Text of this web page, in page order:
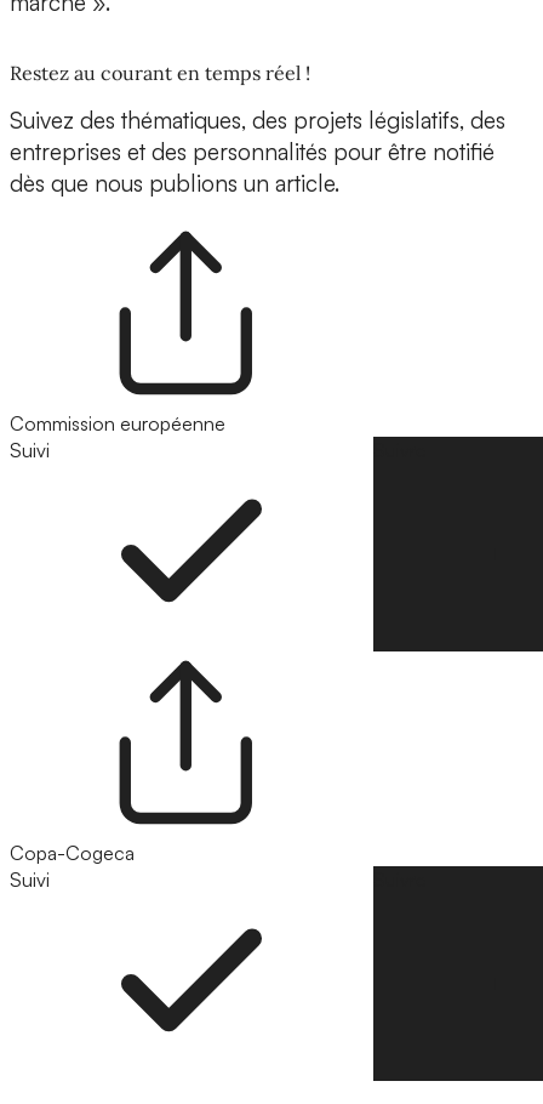
Restez au courant en temps réel !
Suivez des thématiques, des projets législatifs, des
entreprises et des personnalités pour être notifié
dès que nous publions un article.
Commission européenne
Suivi
Copa-Cogeca
Suivi